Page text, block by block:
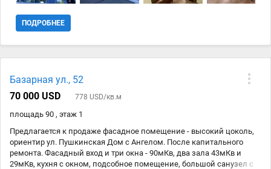
ПОДРОБНЕЕ
Базарная ул., 52
70 000 USD
778 USD/кв.м
площадь 90 , этаж 1
Предлагается к продаже фасадное помещение - высокий цоколь,
ориентир ул. Пушкинская Дом с Ангелом. После капитального
ремонта. Фасадный вход и три окна - 90мКв, два зала 43мКв и
29мКв, кухня с окном, подсобное помещение, большой санузел с